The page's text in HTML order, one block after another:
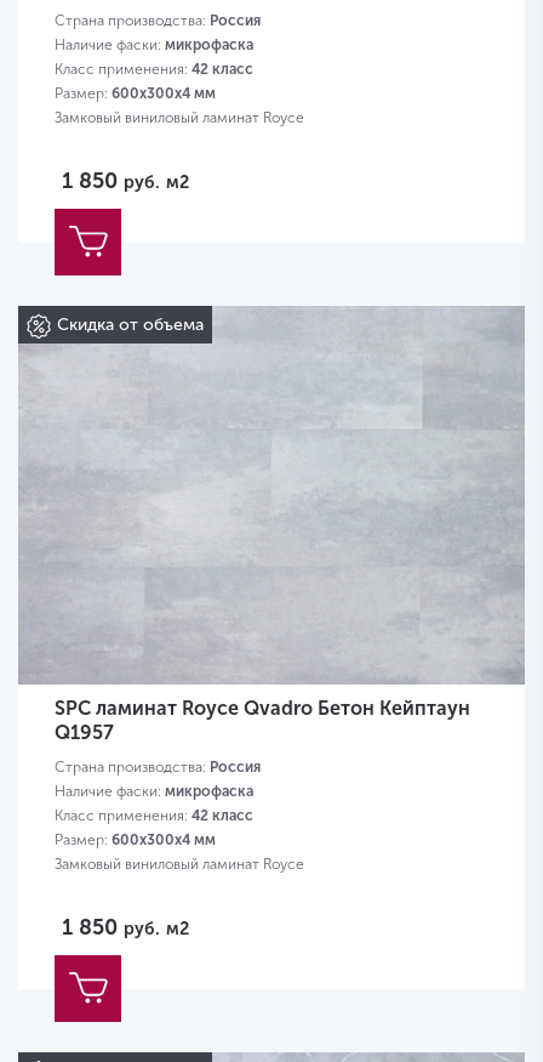
Страна производства: Россия
Наличие фаски: микрофаска
Класс применения: 42 класс
Размер: 600х300х4 мм
Замковый виниловый ламинат Royce
1 850 руб. м2
Скидка от объема
SPC ламинат Royce Qvadro Бетон Кейптаун
Q1957
Страна производства: Россия
Наличие фаски: микрофаска
Класс применения: 42 класс
Размер: 600х300х4 мм
Замковый виниловый ламинат Royce
1 850 руб. м2